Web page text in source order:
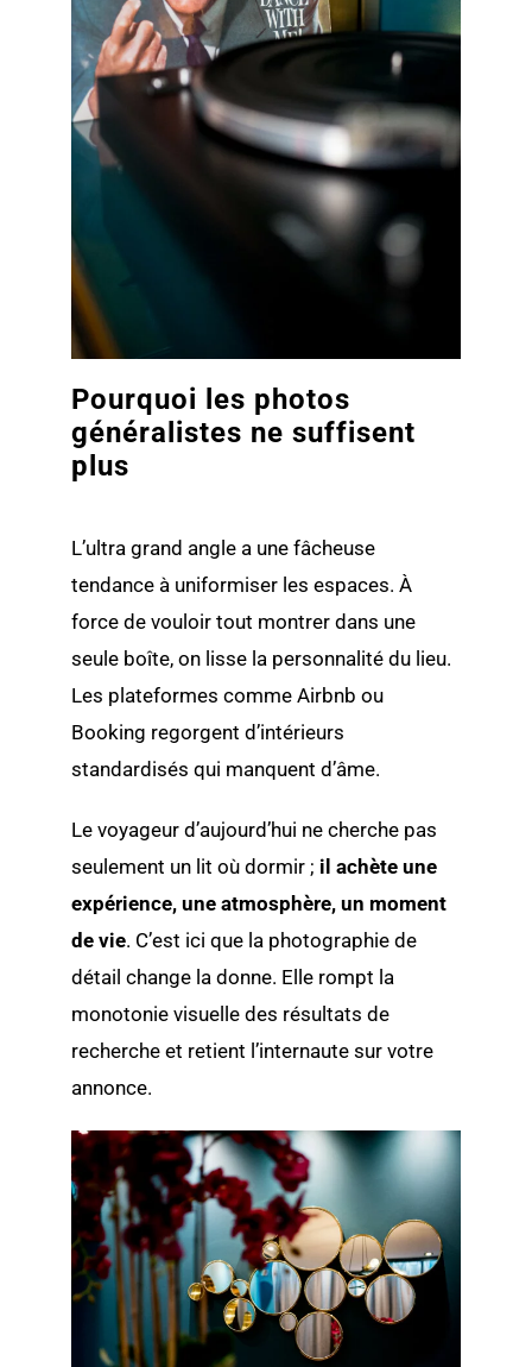
Pourquoi les photos
généralistes ne suffisent
plus
L’ultra grand angle a une fâcheuse
tendance à uniformiser les espaces. À
force de vouloir tout montrer dans une
seule boîte, on lisse la personnalité du lieu.
Les plateformes comme Airbnb ou
Booking regorgent d’intérieurs
standardisés qui manquent d’âme.
Le voyageur d’aujourd’hui ne cherche pas
seulement un lit où dormir ; il achète une
expérience, une atmosphère, un moment
de vie. C’est ici que la photographie de
détail change la donne. Elle rompt la
monotonie visuelle des résultats de
recherche et retient l’internaute sur votre
annonce.